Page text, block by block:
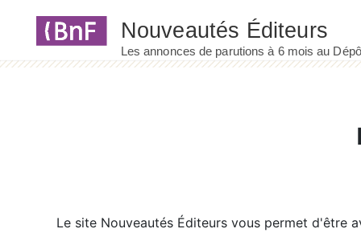
Le site Nouveautés Éditeurs vous permet d'être